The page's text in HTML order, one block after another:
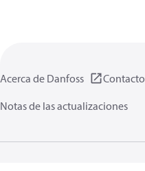
Acerca de Danfoss
Contacto
Notas de las actualizaciones